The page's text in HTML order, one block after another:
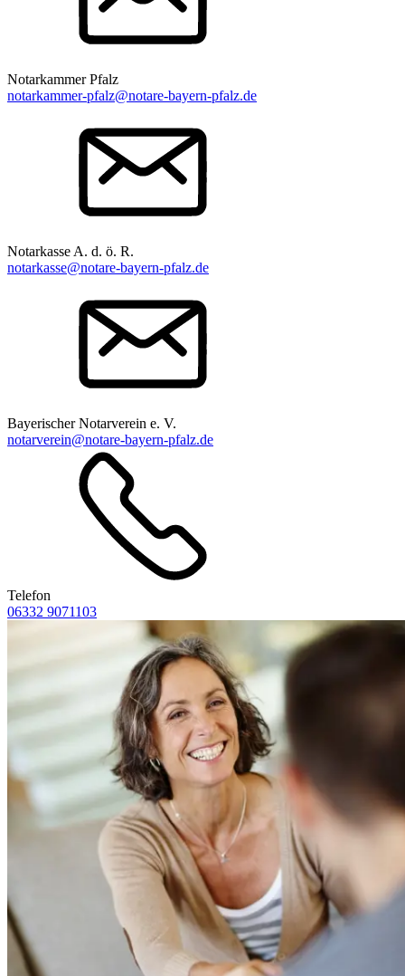
Notarkammer Pfalz
notarkammer-pfalz@notare-bayern-pfalz.de
Notarkasse A. d. ö. R.
notarkasse@notare-bayern-pfalz.de
Bayerischer Notarverein e. V.
notarverein@notare-bayern-pfalz.de
Telefon
06332 9071103